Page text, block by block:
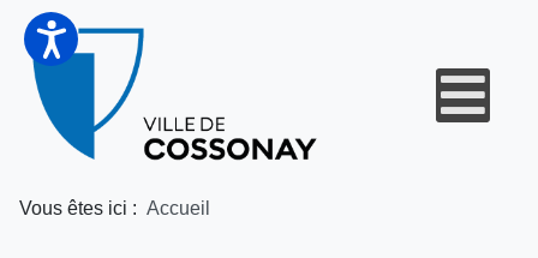
Vous êtes ici : Accueil